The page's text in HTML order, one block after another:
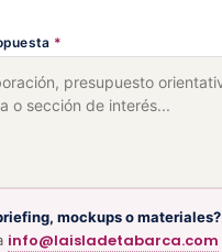
*
mockups o materiales?
info@laisladetabarca.com